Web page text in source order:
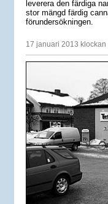
leverera den färdiga
stor mängd färdig
förundersökningen.
17 januari 2013 klockan